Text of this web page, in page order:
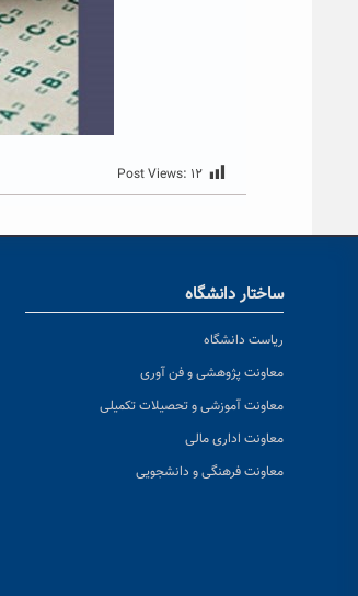
Post Views: ۱۲
ساختار دانشگاه
ریاست دانشگاه
معاونت پژوهشی و فن آوری
معاونت آموزشی و تحصیلات تکمیلی
معاونت اداری مالی
معاونت فرهنگی و دانشجویی